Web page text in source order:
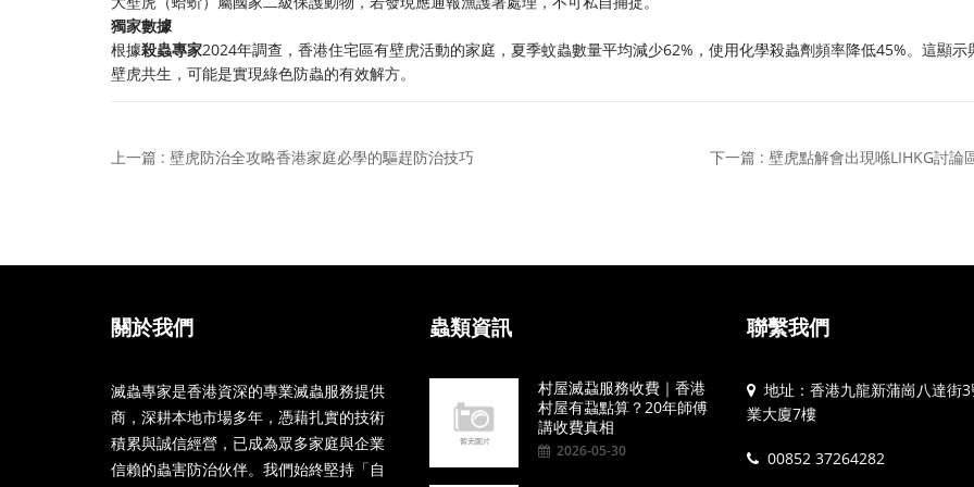
獨家數據
根據殺蟲專家2024年調查，香港住宅區有壁虎活動的家庭，夏季蚊蟲數量平均減少62%，使用化學殺蟲劑頻率降低45%。這顯示
壁虎共生，可能是實現綠色防蟲的有效解方。
上一篇 : 壁虎防治全攻略香港家庭必學的驅趕防治技巧 下一篇 : 壁虎點解會出現喺LIHKG討論
關於我們
滅蟲專家是香港資深的專業滅蟲服務提供
商，深耕本地市場多年，憑藉扎實的技術
積累與誠信經營，已成為眾多家庭與企業
信賴的蟲害防治伙伴。我們始終堅持「自
蟲類資訊
村屋滅蝨服務收費｜香港
村屋有蝨點算？20年師傅
講收費真相
2026-05-30
聯繫我們
地址：香港九龍新蒲崗八達街
業大廈7樓
00852 37264282